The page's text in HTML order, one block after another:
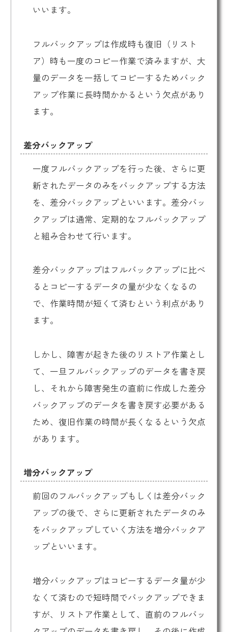
いいます。
フルバックアップは作成時も復旧（リスト
ア）時も一度のコピー作業で済みますが、大
量のデータを一括してコピーするためバック
アップ作業に長時間かかるという欠点があり
ます。
差分バックアップ
一度フルバックアップを行った後、さらに更
新されたデータのみをバックアップする方法
を、差分バックアップといいます。差分バッ
クアップは通常、定期的なフルバックアップ
と組み合わせて行います。
差分バックアップはフルバックアップに比べ
るとコピーするデータの量が少なくなるの
で、作業時間が短くて済むという利点があり
ます。
しかし、障害が起きた後のリストア作業とし
て、一旦フルバックアップのデータを書き戻
し、それから障害発生の直前に作成した差分
バックアップのデータを書き戻す必要がある
ため、復旧作業の時間が長くなるという欠点
があります。
増分バックアップ
前回のフルバックアップもしくは差分バック
アップの後で、さらに更新されたデータのみ
をバックアップしていく方法を増分バックア
ップといいます。
増分バックアップはコピーするデータ量が少
なくて済むので短時間でバックアップできま
すが、リストア作業として、直前のフルバッ